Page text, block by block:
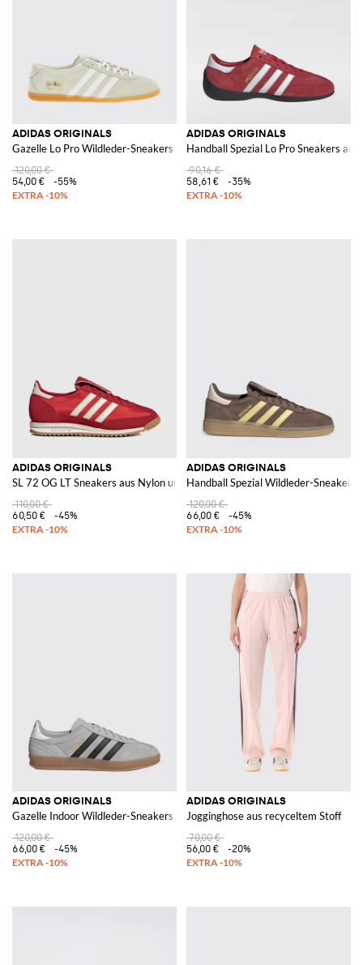
ADIDAS ORIGINALS
Gazelle Lo Pro Wildleder-Sneakers
120,00 €
54,00 €
-55%
ADIDAS ORIGINALS
Handball Spezial Lo Pro Sneakers
90,16 €
58,61 €
-35%
ADIDAS ORIGINALS
SL 72 OG LT Sneakers aus Nylon und Wildleder
110,00 €
60,50 €
-45%
ADIDAS ORIGINALS
Handball Spezial Wildleder-Sneakers
120,00 €
66,00 €
-45%
ADIDAS ORIGINALS
Gazelle Indoor Wildleder-Sneakers
120,00 €
66,00 €
-45%
ADIDAS ORIGINALS
Jogginghose aus recyceltem Stoff
70,00 €
56,00 €
-20%